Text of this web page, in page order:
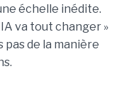
échelle inédite.
va tout changer »
pas de la manière